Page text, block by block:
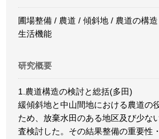
圃場整備 / 農道 / 傾斜地 / 農道の構
生活機能
研究概要
1.農道構造の検討と総括(多田)
緩傾斜地と中山間地における農道の
ため、放棄水田のある地区及び少な
査検討した。その結果整備の重要性